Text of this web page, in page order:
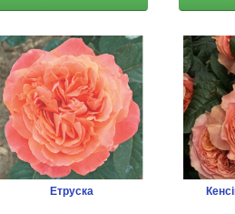
Етруска